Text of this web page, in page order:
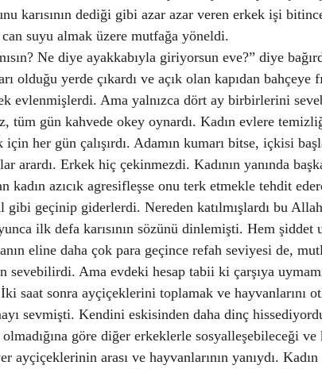
karısının dediği gibi azar azar veren erkek işi
suyu almak üzere mutfağa yöneldi.
Ne diye ayakkabıyla giriyorsun eve?” diye
olduğu yerde çıkardı ve açık olan kapıdan bahçeye
evlenmişlerdi. Ama yalnızca dört ay birbirlerini
tüm gün kahvede okey oynardı. Kadın evlere
için her gün çalışırdı. Adamın kumarı bitse, içkisi
arardı. Erkek hiç çekinmezdi. Kadının yanında
kadın azıcık agresifleşse onu terk etmekle tehdit
geçinip giderlerdi. Nereden katılmışlardı bu
ilk defa karısının sözünü dinlemişti. Hem şiddet
eline daha çok para geçince refah seviyesi de,
sevebilirdi. Ama evdeki hesap tabii ki çarşıya
saat sonra ayçiçeklerini toplamak ve hayvanlarını
sevmişti. Kendini eskisinden daha dinç
göre diğer erkeklerle sosyalleşebileceği ve
ayçiçeklerinin arası ve hayvanlarının yanıydı. Kadın